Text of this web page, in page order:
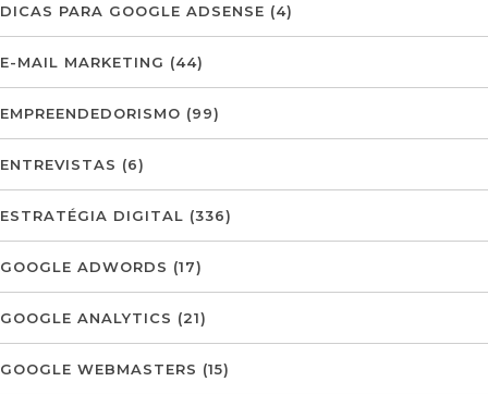
DICAS PARA GOOGLE ADSENSE (4)
E-MAIL MARKETING (44)
EMPREENDEDORISMO (99)
ENTREVISTAS (6)
ESTRATÉGIA DIGITAL (336)
GOOGLE ADWORDS (17)
GOOGLE ANALYTICS (21)
GOOGLE WEBMASTERS (15)